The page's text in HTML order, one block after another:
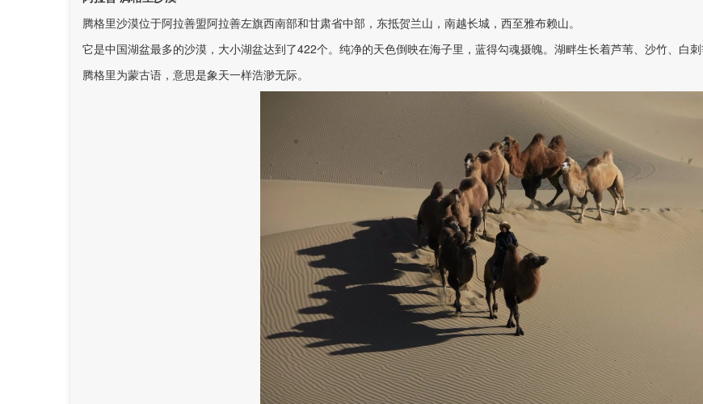
腾格里沙漠位于阿拉善盟阿拉善左旗西南部和甘肃省中部，东抵贺兰山，南越长城，西至雅布赖山。
它是中国湖盆最多的沙漠，大小湖盆达到了422个。纯净的天色倒映在海子里，蓝得勾魂摄魄。湖畔生长着芦苇、沙竹、白刺
腾格里为蒙古语，意思是象天一样浩渺无际。